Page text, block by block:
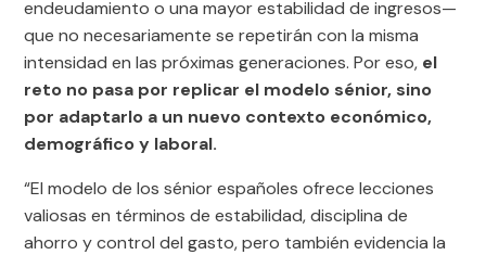
endeudamiento o una mayor estabilidad de ingresos—
que no necesariamente se repetirán con la misma
intensidad en las próximas generaciones. Por eso, el
reto no pasa por replicar el modelo sénior, sino
por adaptarlo a un nuevo contexto económico,
demográfico y laboral.
“El modelo de los sénior españoles ofrece lecciones
valiosas en términos de estabilidad, disciplina de
ahorro y control del gasto, pero también evidencia la